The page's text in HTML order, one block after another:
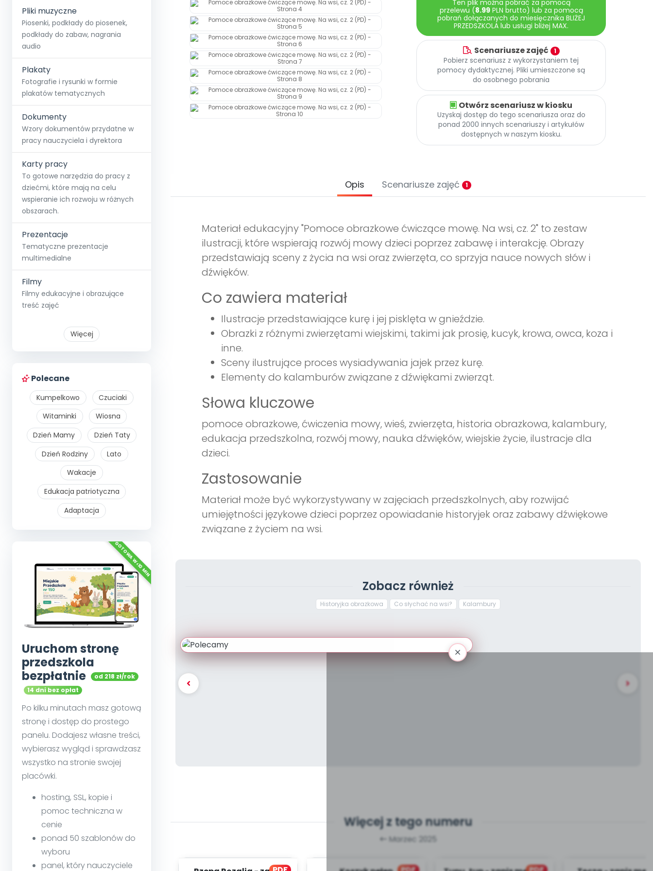
Pliki muzyczne
Piosenki, podkłady do piosenek,
podkłady do zabaw, nagrania
audio
Plakaty
Fotografie i rysunki w formie
plakatów tematycznych
Dokumenty
Wzory dokumentów przydatne w
pracy nauczyciela i dyrektora
Karty pracy
To gotowe narzędzia do pracy z
dziećmi, które mają na celu
wspieranie ich rozwoju w różnych
obszarach.
Prezentacje
Tematyczne prezentacje
multimedialne
Filmy
Filmy edukacyjne i obrazujące
treść zajęć
Więcej
Polecane
Kumpelkowo
Czuciaki
Witaminki
Wiosna
Dzień Mamy
Dzień Taty
Dzień Rodziny
Lato
Wakacje
Edukacja patriotyczna
Adaptacja
Uruchom stronę
przedszkola
bezpłatnie
od 218 zł/rok
14 dni bez opłat
Po kilku minutach masz gotową
stronę i dostęp do prostego
panelu. Dodajesz własne treści,
wybierasz wygląd i sprawdzasz
wszystko na stronie swojej
placówki.
hosting, SSL, kopie i
pomoc techniczna w
cenie
ponad 50 szablonów do
wyboru
panel, który nauczyciele
Ten plik można pobrać za pomocą
przelewu (8.99PLN brutto) lub za pomocą
pobrań dołączanych do miesięcznika BLIŻEJ
PRZEDSZKOLA lub usługi bliżej MAX.
Scenariusze zajęć 1
Pobierz scenariusz z wykorzystaniem tej
pomocy dydaktycznej. Pliki umieszczone są
do osobnego pobrania
Otwórz scenariusz w kiosku
Uzyskaj dostęp do tego scenariusza oraz do
ponad 2000 innych scenariuszy i artykułów
dostępnych w naszym kiosku.
Opis Scenariusze zajęć 1
Materiał edukacyjny "Pomoce obrazkowe ćwiczące mowę. Na wsi, cz. 2" to zestaw
ilustracji, które wspierają rozwój mowy dzieci poprzez zabawę i interakcję. Obrazy
przedstawiają sceny z życia na wsi oraz zwierzęta, co sprzyja nauce nowych słów i
dźwięków.
Co zawiera materiał
Ilustracje przedstawiające kurę i jej pisklęta w gnieździe.
Obrazki z różnymi zwierzętami wiejskimi, takimi jak prosię, kucyk, krowa, owca, koza i
inne.
Sceny ilustrujące proces wysiadywania jajek przez kurę.
Elementy do kalamburów związane z dźwiękami zwierząt.
Słowa kluczowe
pomoce obrazkowe, ćwiczenia mowy, wieś, zwierzęta, historia obrazkowa, kalambury,
edukacja przedszkolna, rozwój mowy, nauka dźwięków, wiejskie życie, ilustracje dla
dzieci.
Zastosowanie
Materiał może być wykorzystywany w zajęciach przedszkolnych, aby rozwijać
umiejętności językowe dzieci poprzez opowiadanie historyjek oraz zabawy dźwiękowe
związane z życiem na wsi.
Zobacz również
Historyjka obrazkowa Co słychać na wsi? Kalambury
Więcej z tego numeru
Marzec 2025